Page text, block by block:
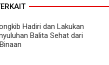
Hadiri dan Lakukan
Balita Sehat dari